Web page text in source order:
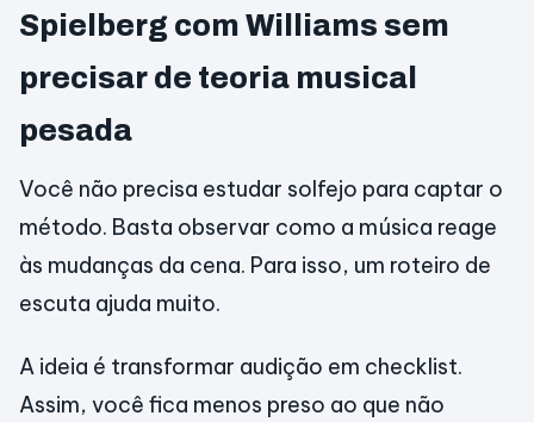
Spielberg com Williams sem
precisar de teoria musical
pesada
Você não precisa estudar solfejo para captar o
método. Basta observar como a música reage
às mudanças da cena. Para isso, um roteiro de
escuta ajuda muito.
A ideia é transformar audição em checklist.
Assim, você fica menos preso ao que não